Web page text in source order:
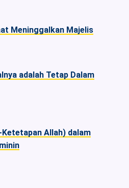
Meninggalkan Majelis
adalah Tetap Dalam
Allah) dalam